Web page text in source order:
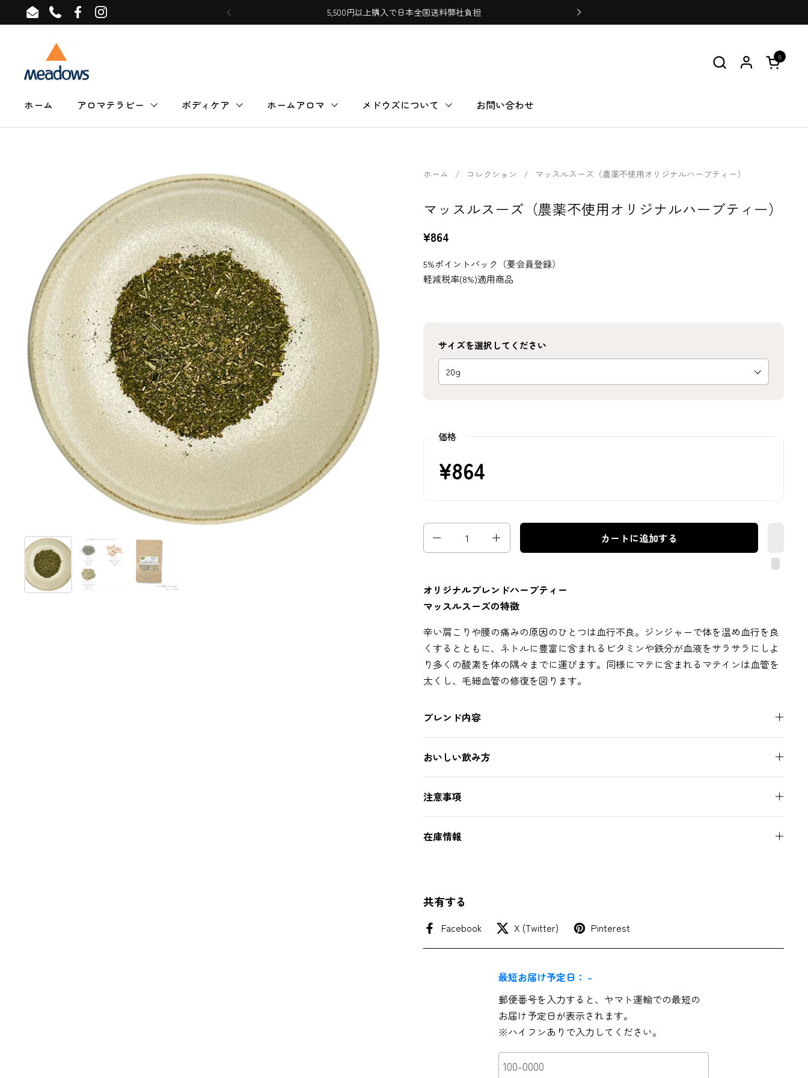
コンテンツへスキップ
EmailPhoneFacebookInstagram
5,500円以上購入で日本全国送料弊社負担
カートを
0
ホーム アロマテラピー ボディケア ホームアロマ メドウズについて お問い合わせ
ホーム / コレクション / マッスルスーズ（農薬不使用オリジナルハーブティー）
マッスルスーズ（農薬不使用オリジナルハーブティー）
¥864
5%ポイントバック（要会員登録）
軽減税率(8%)適用商品
サイズを選択してください
価格
¥864
カートに追加する
オリジナルブレンドハーブティー
マッスルスーズの特徴
辛い肩こりや腰の痛みの原因のひとつは血行不良。ジンジャーで体を温め血行を良
くするとともに、ネトルに豊富に含まれるビタミンや鉄分が血液をサラサラにしよ
り多くの酸素を体の隅々までに運びます。同様にマテに含まれるマテインは血管を
太くし、毛細血管の修復を図ります。
ブレンド内容
おいしい飲み方
注意事項
在庫情報
共有する
Facebook X (Twitter) Pinterest
最短お届け予定日： -
郵便番号を入力すると、ヤマト運輸での最短の
お届け予定日が表示されます。
※ハイフンありで入力してください。